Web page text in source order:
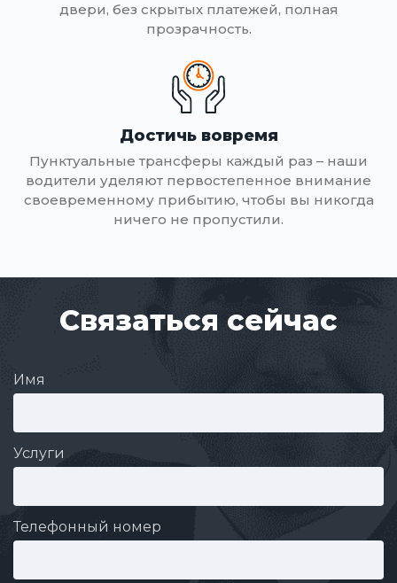
двери, без скрытых платежей, полная
прозрачность.
Достичь вовремя
Пунктуальные трансферы каждый раз – наши
водители уделяют первостепенное внимание
своевременному прибытию, чтобы вы никогда
ничего не пропустили.
Связаться сейчас
Имя
Услуги
Телефонный номер